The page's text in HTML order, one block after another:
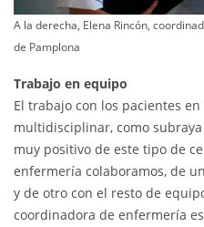
A la derecha, Elena Rincón,
de Pamplona
Trabajo en equipo
El trabajo con los pacientes
multidisciplinar, como subraya
muy positivo de este tipo de
enfermería colaboramos, de
y de otro con el resto de
coordinadora de enfermería